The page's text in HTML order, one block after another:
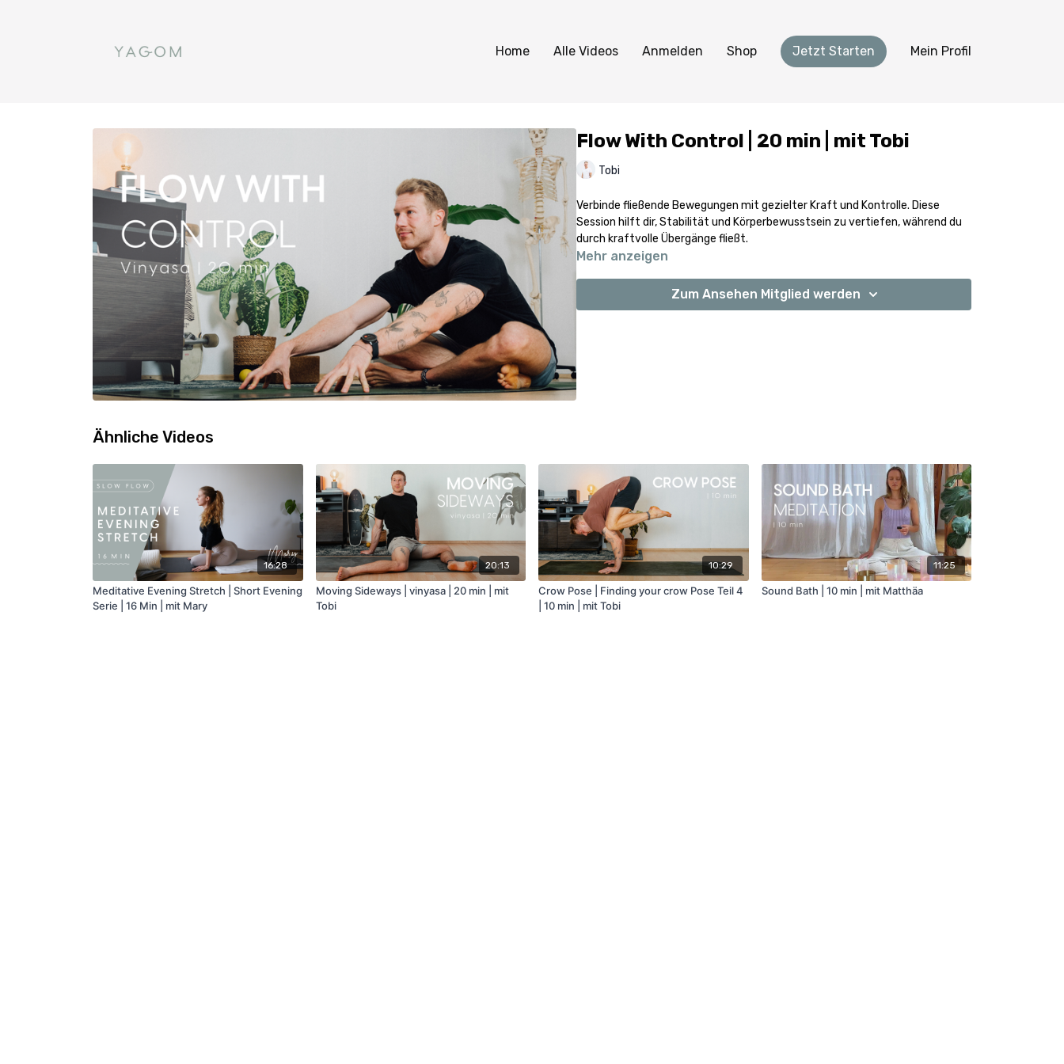
Home Alle Videos Anmelden Shop Jetzt Starten Mein Profil
Flow With Control | 20 min | mit Tobi
Tobi
Verbinde fließende Bewegungen mit gezielter Kraft und Kontrolle. Diese
Session hilft dir, Stabilität und Körperbewusstsein zu vertiefen, während du
durch kraftvolle Übergänge fließt.
Mehr anzeigen
Zum Ansehen Mitglied werden
Ähnliche Videos
16:28
Meditative Evening Stretch | Short Evening
Serie | 16 Min | mit Mary
20:13
Moving Sideways | vinyasa | 20 min | mit
Tobi
10:29
Crow Pose | Finding your crow Pose Teil 4
| 10 min | mit Tobi
11:25
Sound Bath | 10 min | mit Matthäa